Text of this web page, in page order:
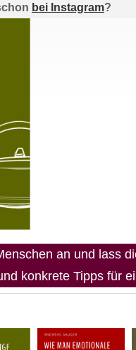
bei Instagram?
an und lass
konkrete Tipps für